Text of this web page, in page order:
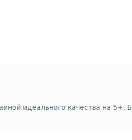
идеального качества на 5+.